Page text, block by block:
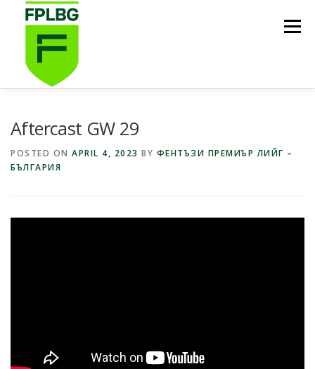
Menu
ФУТБОЛНА СТИПЕНДИЯ FPL BG
Aftercast GW 29
POSTED ON APRIL 4, 2023 BY ФЕНТЪЗИ ПРЕМИЪР ЛИЙГ –
БЪЛГАРИЯ